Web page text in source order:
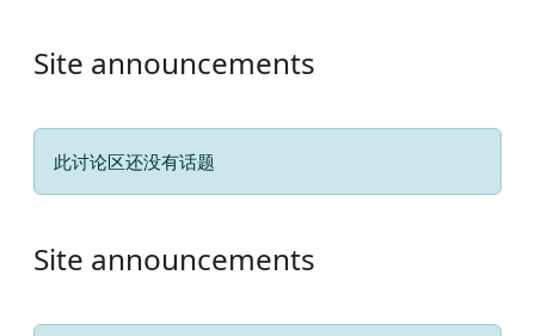
Site announcements
此讨论区还没有话题
Site announcements